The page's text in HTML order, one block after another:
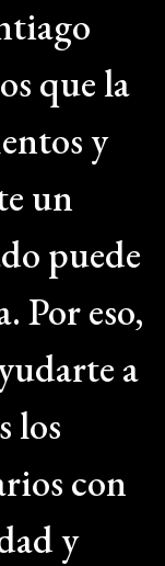
que la
y
un
puede
Por eso,
a
los
con
y